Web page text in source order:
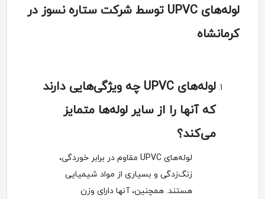
لوله‌های UPVC توسط شرکت ستاره نسوز در
کرمانشاه
لوله‌های UPVC چه ویژگی‌هایی دارند
که آنها را از سایر لوله‌ها متمایز
می‌کند؟
لوله‌های UPVC مقاوم در برابر خوردگی،
زنگ‌زدگی و بسیاری از مواد شیمیایی
هستند. همچنین، آنها دارای وزن